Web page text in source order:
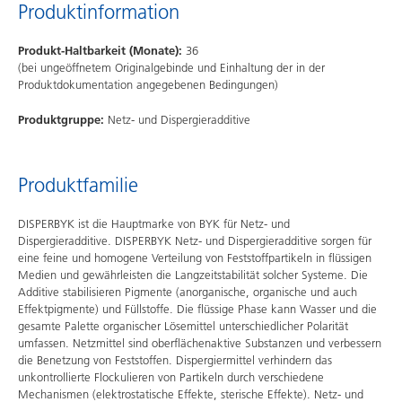
Produktinformation
Produkt-Haltbarkeit (Monate): 36
(bei ungeöffnetem Originalgebinde und Einhaltung der in der
Produktdokumentation angegebenen Bedingungen)
Produktgruppe: Netz- und Dispergieradditive
Produktfamilie
DISPERBYK ist die Hauptmarke von BYK für Netz- und
Dispergieradditive. DISPERBYK Netz- und Dispergieradditive sorgen für
eine feine und homogene Verteilung von Feststoffpartikeln in flüssigen
Medien und gewährleisten die Langzeitstabilität solcher Systeme. Die
Additive stabilisieren Pigmente (anorganische, organische und auch
Effektpigmente) und Füllstoffe. Die flüssige Phase kann Wasser und die
gesamte Palette organischer Lösemittel unterschiedlicher Polarität
umfassen. Netzmittel sind oberflächenaktive Substanzen und verbessern
die Benetzung von Feststoffen. Dispergiermittel verhindern das
unkontrollierte Flockulieren von Partikeln durch verschiedene
Mechanismen (elektrostatische Effekte, sterische Effekte). Netz- und